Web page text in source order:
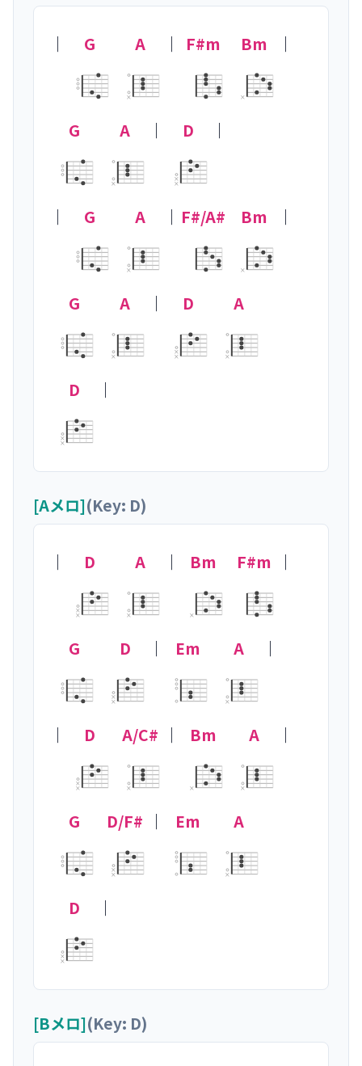
｜ G A
×
｜ F#m Bm
×
｜
G A
×
｜ D
×
×
｜
｜ G A
×
｜ F#/A# Bm
×
｜
G A
×
｜ D
×
×
A
×
D
×
×
｜
[Aメロ](Key: D)
｜ D
×
×
A
×
｜ Bm
×
F#m ｜
G D
×
×
｜ Em A
×
｜
｜ D
×
×
A/C#
×
｜ Bm
×
A
×
｜
G D/F#
×
×
｜ Em A
×
D
×
×
｜
[Bメロ](Key: D)